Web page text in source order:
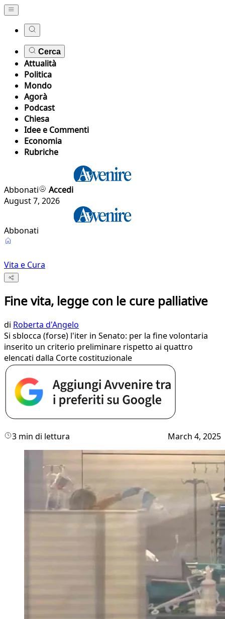
Cerca
Attualità
Politica
Mondo
Agorà
Podcast
Chiesa
Idee e Commenti
Economia
Rubriche
Abbonati
Accedi
August 7, 2026
Abbonati
Vita e Cura
Fine vita, legge con le cure palliative
di Roberta d'Angelo
Si sblocca (forse) l'iter in Senato: per la fine volontaria
inserito un criterio preliminare rispetto ai quattro
elencati dalla Corte costituzionale
3 min di lettura March 4, 2025